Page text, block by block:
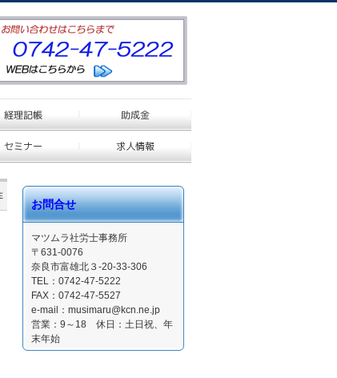
お問合せ
マツムラ社労士事務所
〒631-0076
奈良市富雄北３-20-33-306
TEL：0742-47-5222
FAX：0742-47-5527
e-mail：musimaru@kcn.ne.jp
営業：9～18 休日：土日祝、年
末年始